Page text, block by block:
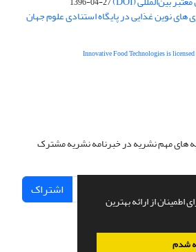
از ارائه بهترین
شدم
های نوین غذایی در پایگاه استنادی علوم جهان
های مهم نشریه در خبرنامه نشریه مشترک
اشتراک